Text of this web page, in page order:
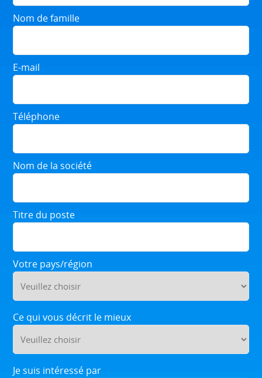
Nom de famille
E-mail
Téléphone
Nom de la société
Titre du poste
Votre pays/région
Ce qui vous décrit le mieux
Je suis intéressé par